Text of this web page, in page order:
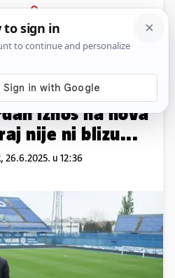
PRIJAVA
Sport Komentari
kesu! Dinamo
iznos na nova
nije ni blizu...
26.6.2025. u 12:36